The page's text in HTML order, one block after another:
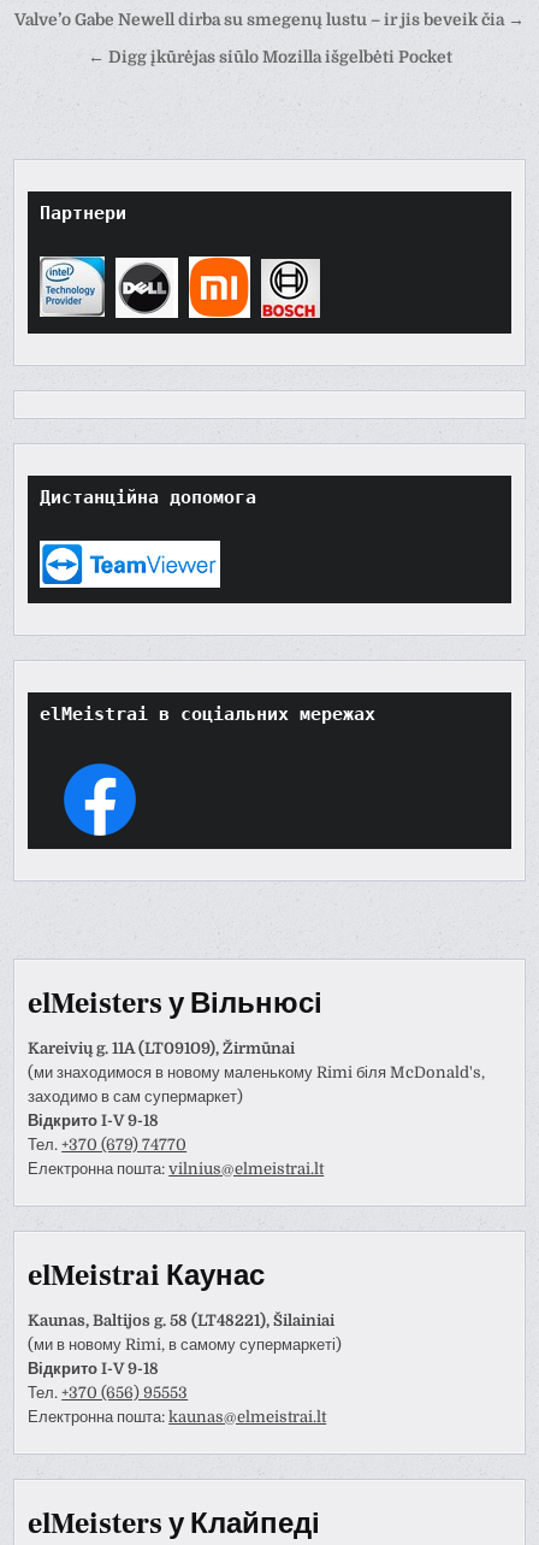
Навігація
записів
Valve’o Gabe Newell dirba su smegenų lustu – ir jis beveik čia →
← Digg įkūrėjas siūlo Mozilla išgelbėti Pocket
Партнери
Дистанційна допомога
elMeistrai в соціальних мережах
elMeisters у Вільнюсі
Kareivių g. 11A (LT09109), Žirmūnai
(ми знаходимося в новому маленькому Rimi біля McDonald's,
заходимо в сам супермаркет)
Відкрито I-V 9-18
Тел.+370 (679) 74770
Електронна пошта:vilnius@elmeistrai.lt
elMeistrai Каунас
Kaunas, Baltijos g. 58 (LT48221), Šilainiai
(ми в новому Rimi, в самому супермаркеті)
Відкрито I-V 9-18
Тел.+370 (656) 95553
Електронна пошта:kaunas@elmeistrai.lt
elMeisters у Клайпеді